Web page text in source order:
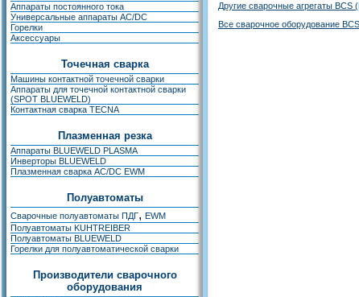
Аппараты постоянного тока
Универсальные аппараты AC/DC
Горелки
Аксессуары
Точечная сварка
Машины контактной точечной сварки
Аппараты для точечной контактной сварки
(SPOT BLUEWELD)
Контактная сварка TECNA
Плазменная резка
Аппараты BLUEWELD PLASMA
Инверторы BLUEWELD
Плазменная сварка AC/DC EWM
Полуавтоматы
Сварочные полуавтоматы ПДГ, EWM
Полуавтоматы KUHTREIBER
Полуавтоматы BLUEWELD
Горелки для полуавтоматической сварки
Производители сварочного
оборудования
Другие сварочные агрегаты BCS
Все сварочное оборудование